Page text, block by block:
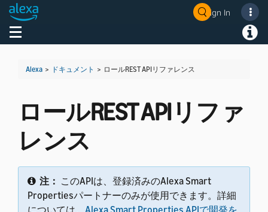
Sign In
Toggle navigation
Alexa > ドキュメント > ロールREST APIリファレンス
ロールREST APIリファ
レンス
注： このAPIは、登録済みのAlexa Smart
Propertiesパートナーのみが使用できます。詳細
Welcome! Ask the DevAssistant